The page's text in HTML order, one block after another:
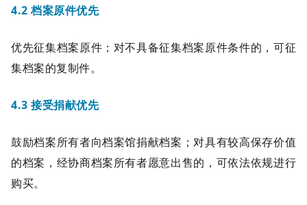
4.2 档案原件优先
优先征集档案原件；对不具备征集档案原件条件的，可征
集档案的复制件。
4.3 接受捐献优先
鼓励档案所有者向档案馆捐献档案；对具有较高保存价值
的档案，经协商档案所有者愿意出售的，可依法依规进行
购买。